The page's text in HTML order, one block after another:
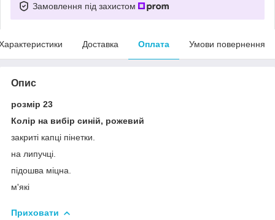
Замовлення під захистом
Доставка Оплата Умови повернення
Опис
розмір 23
Колір на вибір синій, рожевий
закриті капці пінетки.
на липучці.
підошва міцна.
м'які
Приховати